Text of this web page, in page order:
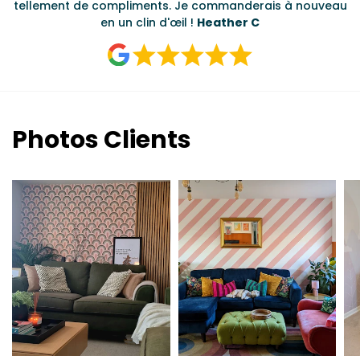
Photos Clients